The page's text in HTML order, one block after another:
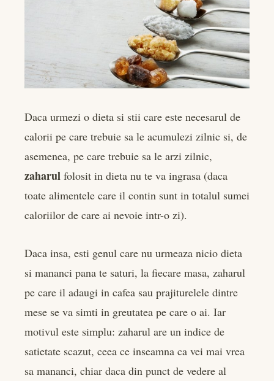
Daca urmezi o dieta si stii care este necesarul de
calorii pe care trebuie sa le acumulezi zilnic si, de
asemenea, pe care trebuie sa le arzi zilnic,
zaharul folosit in dieta nu te va ingrasa (daca
toate alimentele care il contin sunt in totalul sumei
caloriilor de care ai nevoie intr-o zi).
Daca insa, esti genul care nu urmeaza nicio dieta
si mananci pana te saturi, la fiecare masa, zaharul
pe care il adaugi in cafea sau prajiturelele dintre
mese se va simti in greutatea pe care o ai. Iar
motivul este simplu: zaharul are un indice de
satietate scazut, ceea ce inseamna ca vei mai vrea
sa mananci, chiar daca din punct de vedere al